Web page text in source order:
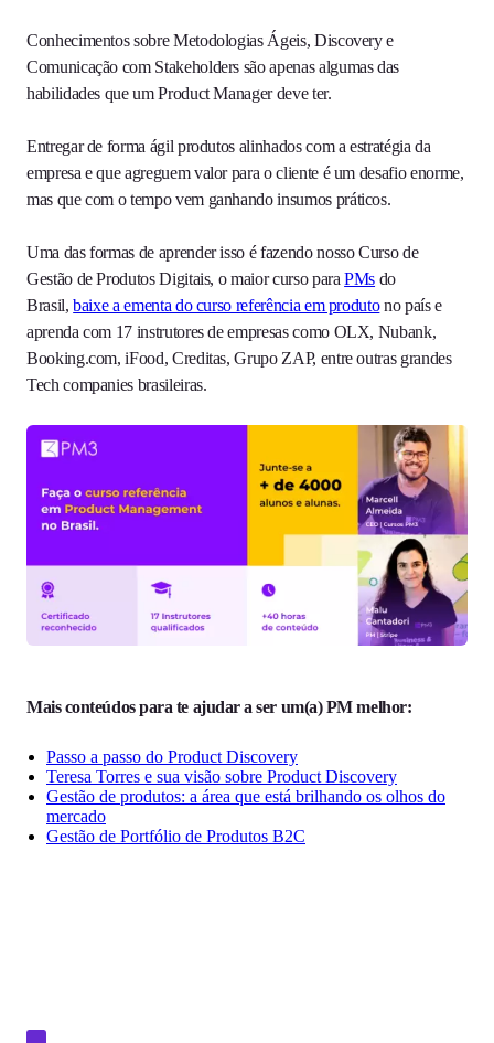
Conhecimentos sobre Metodologias Ágeis, Discovery e
Comunicação com Stakeholders são apenas algumas das
habilidades que um Product Manager deve ter.
Entregar de forma ágil produtos alinhados com a estratégia da
empresa e que agreguem valor para o cliente é um desafio enorme,
mas que com o tempo vem ganhando insumos práticos.
Uma das formas de aprender isso é fazendo nosso Curso de
Gestão de Produtos Digitais, o maior curso paraPMs do
Brasil,baixe a ementa do curso referência em produtono país e
aprenda com 17 instrutores de empresas como OLX, Nubank,
Booking.com, iFood, Creditas, Grupo ZAP, entre outras grandes
Tech companies brasileiras.
Mais conteúdos para te ajudar a ser um(a) PM melhor:
Passo a passo do Product Discovery
Teresa Torres e sua visão sobre Product Discovery
Gestão de produtos: a área que está brilhando os olhos do
mercado
Gestão de Portfólio de Produtos B2C